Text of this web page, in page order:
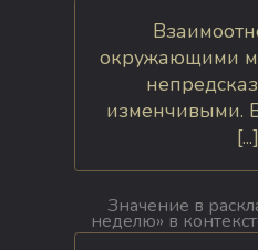
окружающими
изменчивыми.
[...]
Значение в
неделю» в